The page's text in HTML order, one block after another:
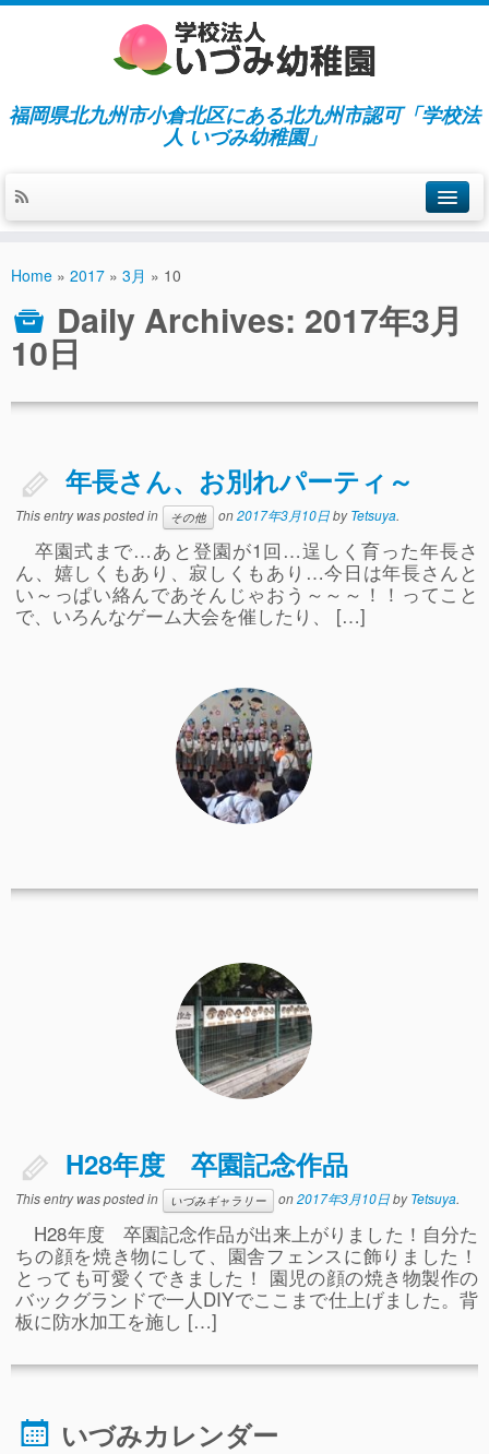
福岡県北九州市小倉北区にある北九州市認可「学校法
人 いづみ幼稚園」
施設紹介
通園について
事故や怪我について
卒園児進路
お知らせ
2歳児クラス(ももたろうクラブ)
募集概要(2歳児クラス)
園生活ブログ(2歳児クラス)
求人情報（園見学/自主実習も対応）
Home » 2017 » 3月 » 10
Daily Archives: 2017年3月
10日
年長さん、お別れパーティ～
This entry was posted in その他 on2017年3月10日byTetsuya.
卒園式まで…あと登園が1回…逞しく育った年長さ
ん、嬉しくもあり、寂しくもあり…今日は年長さんと
い～っぱい絡んであそんじゃおう～～～！！ってこと
で、いろんなゲーム大会を催したり、 […]
H28年度 卒園記念作品
This entry was posted in いづみギャラリー on2017年3月10日byTetsuya.
H28年度 卒園記念作品が出来上がりました！自分た
ちの顔を焼き物にして、園舎フェンスに飾りました！
とっても可愛くできました！ 園児の顔の焼き物製作の
バックグランドで一人DIYでここまで仕上げました。背
板に防水加工を施し […]
いづみカレンダー